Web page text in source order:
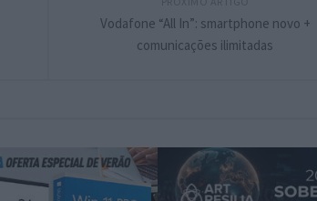
Vodafone “All In”: smartphone novo +
comunicações ilimitadas